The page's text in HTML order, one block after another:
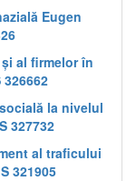
Eugen
al firmelor în
la nivelul
327732
al traficului
321905